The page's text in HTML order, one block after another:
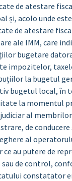
de atestare
și, acolo unde
de atestare
ale IMM, care
bugetare
impozitelor,
la bugetul
bugetul local, în
la momentul
al
de conducere
al
ce au putere de
sau de control,
constatator